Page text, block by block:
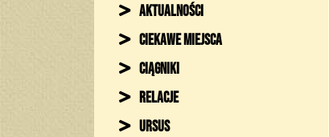
Aktualności
Ciekawe miejsca
Ciągniki
Relacje
Ursus